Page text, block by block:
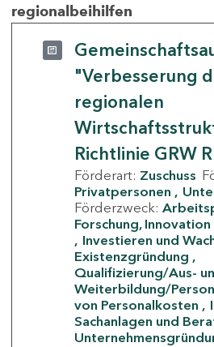
regionalbeihilfen
"Verbesserung
regionalen
Richtlinie GRW
Förderart: Zuschuss
Privatpersonen
Förderzweck:
Forschung,
Investieren und
Existenzgründung
Qualifizierung/Aus-
Weiterbildung/
von Personalkosten
Sachanlagen und